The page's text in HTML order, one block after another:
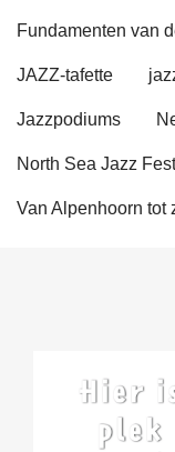
Fundamenten van
JAZZ-tafette
Jazzpodiums
North Sea Jazz
Van Alpenhoorn tot